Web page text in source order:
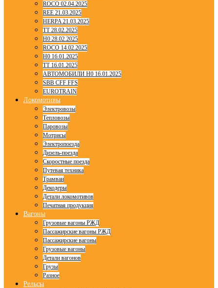
ROCO 02.04.2025
REE 21.03.2025
HERPA 21.03.2025
TT 28.02.2025
H0 28.02.2025
ROCO 14.02.2025
H0 16.01.2025
TT 16.01.2025
АВТОМОБИЛИ H0 16.01.2025
SBB CFF FFS
EUROTRAIN
Локомотивы
Электровозы
Тепловозы
Паровозы
Мотрисы
Электропоезда
Дизель-поезда
Скоростные поезда
Путевая техника
Трамваи
Декодеры
Детали локомотивов
Печатная продукция
Вагоны
Грузовые вагоны РЖД
Пассажирские вагоны РЖД
Пассажирские вагоны
Грузовые вагоны
Детали вагонов
Грузы
Разное
Рельсы